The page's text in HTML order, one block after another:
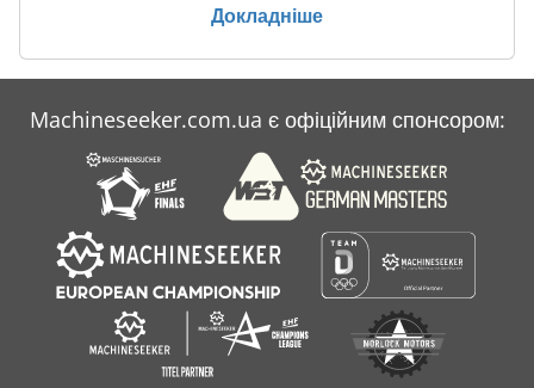
Докладніше
Machineseeker.com.ua є офіційним спонсором: